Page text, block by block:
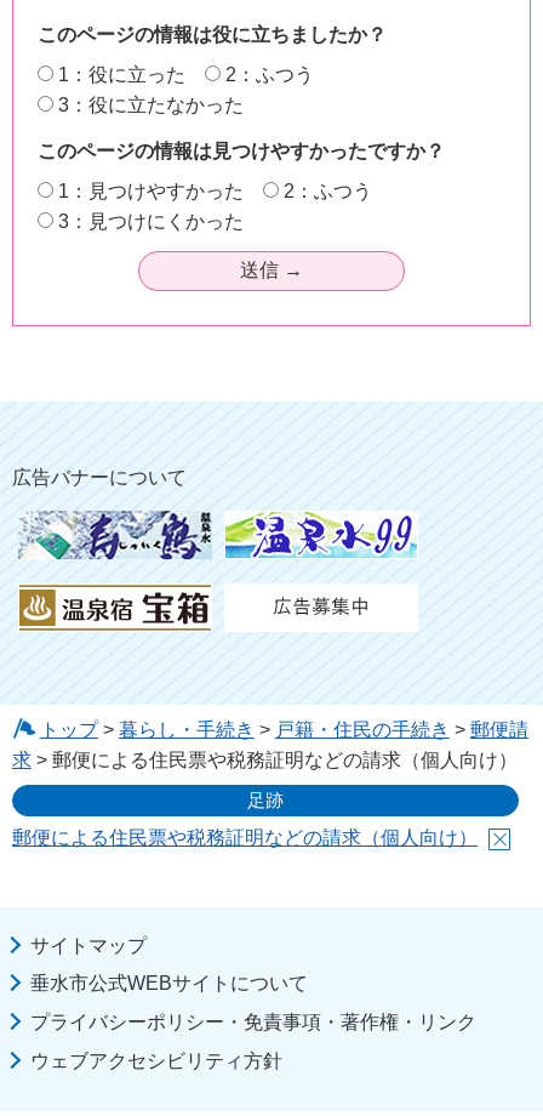
このページの情報は役に立ちましたか？
1：役に立った
2：ふつう
3：役に立たなかった
このページの情報は見つけやすかったですか？
1：見つけやすかった
2：ふつう
3：見つけにくかった
広告バナーについて
トップ> 暮らし・手続き > 戸籍・住民の手続き > 郵便請
求 > 郵便による住民票や税務証明などの請求（個人向け）
足跡
郵便による住民票や税務証明などの請求（個人向け）
サイトマップ
垂水市公式WEBサイトについて
プライバシーポリシー・免責事項・著作権・リンク
ウェブアクセシビリティ方針